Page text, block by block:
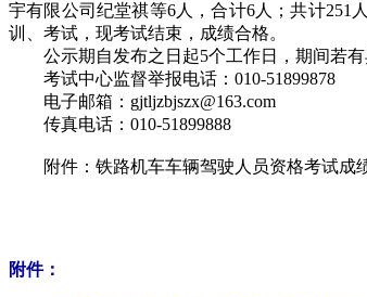
宇有限公司纪堂祺等6人，合计6人；共计251
训、考试，现考试结束，成绩合格。
公示期自发布之日起5个工作日，期间若有
考试中心监督举报电话：010-51899878
电子邮箱：gjtljzbjszx@163.com
传真电话：010-51899888
附件：铁路机车车辆驾驶人员资格考试成
附件：